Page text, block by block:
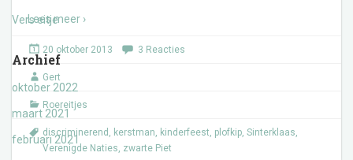
Vers eitje
Archief
oktober 2022
maart 2021
februari 2021
Lees meer ›
20 oktober 2013 3 Reacties
Gert
Roereitjes
discriminerend , kerstman, kinderfeest, plofkip, Sinterklaas,
Verenigde Naties, zwarte Piet